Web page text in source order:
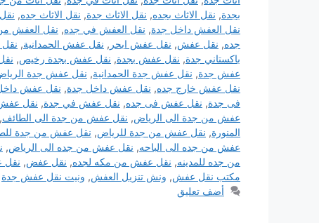
بجدة, نقل الاثاث بجده, نقل الاثاث جدة, نقل الاثاث جده,
نقل العفش داخل جدة, نقل العفش في جده, نقل العفش
جده, نقل عفش, نقل عفش ابحر , نقل عفش الحمدانية,
باكستاني جدة, نقل عفش بجدة, نقل عفش بجدة رخيص,
عفش جدة, نقل عفش جدة الحمدانية, نقل عفش جدة
نقل عفش خارج جده, نقل عفش داخل جدة, نقل عفش
فى جدة, نقل عفش فى جده, نقل عفش في جدة, نقل
عفش من جدة الى الرياض, نقل عفش من جدة الى الطائف,
المنورة, نقل عفش من جدة للرياض, نقل عفش من جدة
عفش من جده الى الباحه, نقل عفش من جده الى الرياض,
من جده للمدينه, نقل عفش من مكه لجده, نقل عفض,
مكتب نقل عفش, ونش تنزيل العفش, ونيت نقل عفش جدة
أضف تعليق